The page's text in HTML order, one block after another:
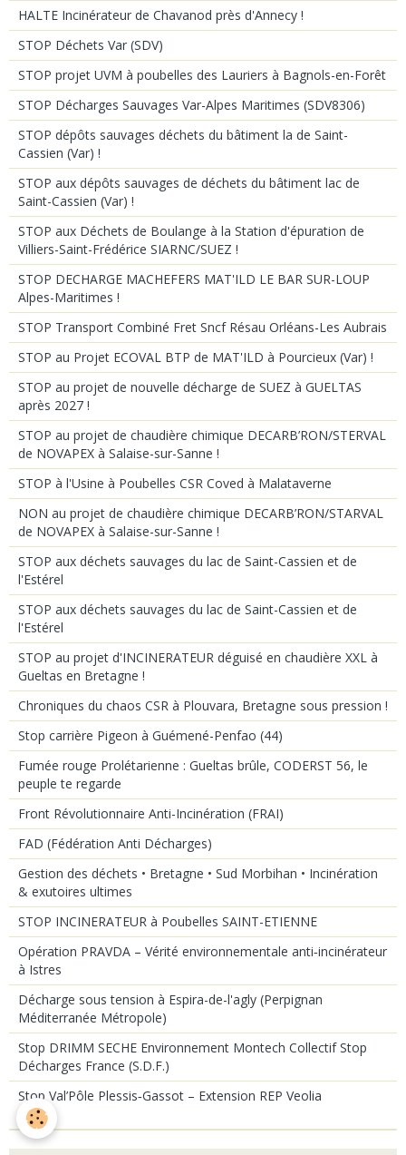
HALTE Incinérateur de Chavanod près d'Annecy !
STOP Déchets Var (SDV)
STOP projet UVM à poubelles des Lauriers à Bagnols-en-Forêt
STOP Décharges Sauvages Var-Alpes Maritimes (SDV8306)
STOP dépôts sauvages déchets du bâtiment la de Saint-
Cassien (Var) !
STOP aux dépôts sauvages de déchets du bâtiment lac de
Saint-Cassien (Var) !
STOP aux Déchets de Boulange à la Station d'épuration de
Villiers-Saint-Frédérice SIARNC/SUEZ !
STOP DECHARGE MACHEFERS MAT'ILD LE BAR SUR-LOUP
Alpes-Maritimes !
STOP Transport Combiné Fret Sncf Résau Orléans-Les Aubrais
STOP au Projet ECOVAL BTP de MAT'ILD à Pourcieux (Var) !
STOP au projet de nouvelle décharge de SUEZ à GUELTAS
après 2027 !
STOP au projet de chaudière chimique DECARB’RON/STERVAL
de NOVAPEX à Salaise-sur-Sanne !
STOP à l'Usine à Poubelles CSR Coved à Malataverne
NON au projet de chaudière chimique DECARB’RON/STARVAL
de NOVAPEX à Salaise-sur-Sanne !
STOP aux déchets sauvages du lac de Saint-Cassien et de
l'Estérel
STOP aux déchets sauvages du lac de Saint-Cassien et de
l'Estérel
STOP au projet d'INCINERATEUR déguisé en chaudière XXL à
Gueltas en Bretagne !
Chroniques du chaos CSR à Plouvara, Bretagne sous pression !
Stop carrière Pigeon à Guémené-Penfao (44)
Fumée rouge Prolétarienne : Gueltas brûle, CODERST 56, le
peuple te regarde
Front Révolutionnaire Anti-Incinération (FRAI)
FAD (Fédération Anti Décharges)
Gestion des déchets • Bretagne • Sud Morbihan • Incinération
& exutoires ultimes
STOP INCINERATEUR à Poubelles SAINT-ETIENNE
Opération PRAVDA – Vérité environnementale anti‑incinérateur
à Istres
Décharge sous tension à Espira-de-l'agly (Perpignan
Méditerranée Métropole)
Stop DRIMM SECHE Environnement Montech Collectif Stop
Décharges France (S.D.F.)
Stop Val’Pôle Plessis‑Gassot – Extension REP Veolia